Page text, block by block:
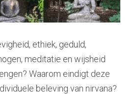
ethiek, geduld,
meditatie en wijsheid
Waarom eindigt deze
beleving van nirvana?